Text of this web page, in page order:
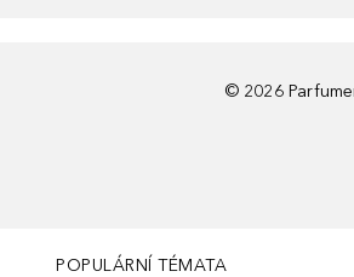
© 2026
POPULÁRNÍ TÉMATA